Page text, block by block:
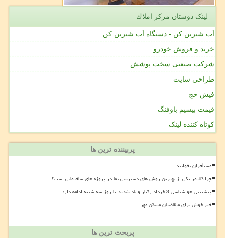
لینک دوستان مركز املاك
آب شیرین کن - دستگاه آب شیرین کن
خرید و فروش خودرو
شرکت صنعتی سخت پوشش
طراحی سایت
فیش حج
قیمت بیسیم باوفنگ
کوتاه کننده لینک
پربیننده ترین ها
مستأجران بخوانند
چرا کلایمر یکی از بهترین روش های دسترسی نما در پروژه های ساختمانی است؟
پیشبینی هواشناسی 3 خرداد رگبار و باد شدید تا روز سه شنبه ادامه دارد
خبر خوش برای متقاضیان مسکن مهر
پربحث ترین ها